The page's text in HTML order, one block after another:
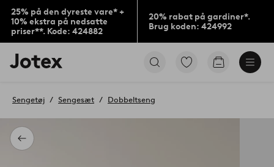
25% på den dyreste vare* +
10% ekstra på nedsatte
priser**. Kode: 424882
20% rabat på gardiner*.
Brug koden: 424992
Jotex
logo
til
Gå
Gå
Tilbage
Sengetøj Sengesæt Dobbeltseng